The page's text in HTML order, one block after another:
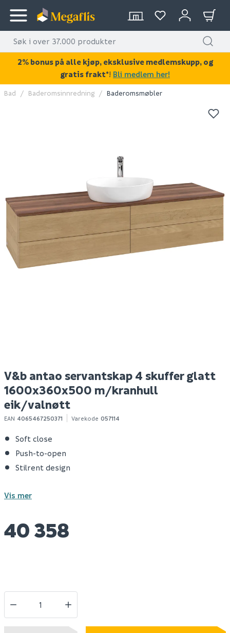
KAN DISSE VÆRE AV INTERESSE?
V&b antao høyskap 1
dør glatt 414x1719x287
Megaplan
avrettingsmasse 20kg
Bad Baderomsinnredning Baderomsmøbler
V&b antao servantskap 4 skuffer glatt
1600x360x500 m/kranhull
eik/valnøtt
EAN 4065467250371 Varekode 057114
Soft close
Push-to-open
Stilrent design
Vis mer
40 358
2% bonus på alle kjøp, eksklusive medlemskupp, og
gratis frakt*! Bli medlem her!